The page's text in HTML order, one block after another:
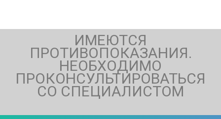
ИМЕЮТСЯ
ПРОТИВОПОКАЗАНИЯ.
НЕОБХОДИМО
ПРОКОНСУЛЬТИРОВАТЬСЯ
СО СПЕЦИАЛИСТОМ